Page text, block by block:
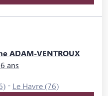
ADAM-VENTROUX
ans
- Le Havre (76)